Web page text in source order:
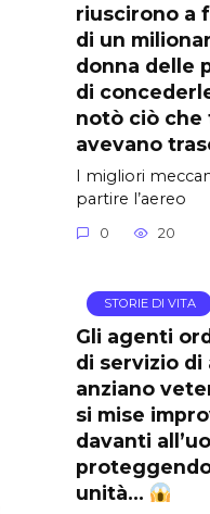
riuscirono a
di un
donna delle
di
notò ciò
avevano
I migliori
partire l’aereo
0 20
STORIE DI VITA
Gli agenti
di servizio
anziano
si mise
davanti
unità…